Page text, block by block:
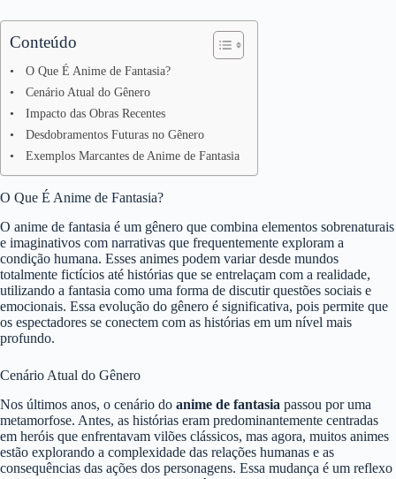
Conteúdo
O Que É Anime de Fantasia?
Cenário Atual do Gênero
Impacto das Obras Recentes
Desdobramentos Futuras no Gênero
Exemplos Marcantes de Anime de Fantasia
O Que É Anime de Fantasia?
O anime de fantasia é um gênero que combina elementos sobrenaturais
e imaginativos com narrativas que frequentemente exploram a
condição humana. Esses animes podem variar desde mundos
totalmente fictícios até histórias que se entrelaçam com a realidade,
utilizando a fantasia como uma forma de discutir questões sociais e
emocionais. Essa evolução do gênero é significativa, pois permite que
os espectadores se conectem com as histórias em um nível mais
profundo.
Cenário Atual do Gênero
Nos últimos anos, o cenário do anime de fantasia passou por uma
metamorfose. Antes, as histórias eram predominantemente centradas
em heróis que enfrentavam vilões clássicos, mas agora, muitos animes
estão explorando a complexidade das relações humanas e as
consequências das ações dos personagens. Essa mudança é um reflexo